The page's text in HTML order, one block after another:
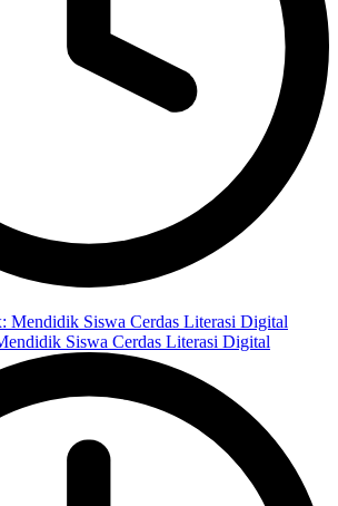
Siswa Cerdas Literasi Digital